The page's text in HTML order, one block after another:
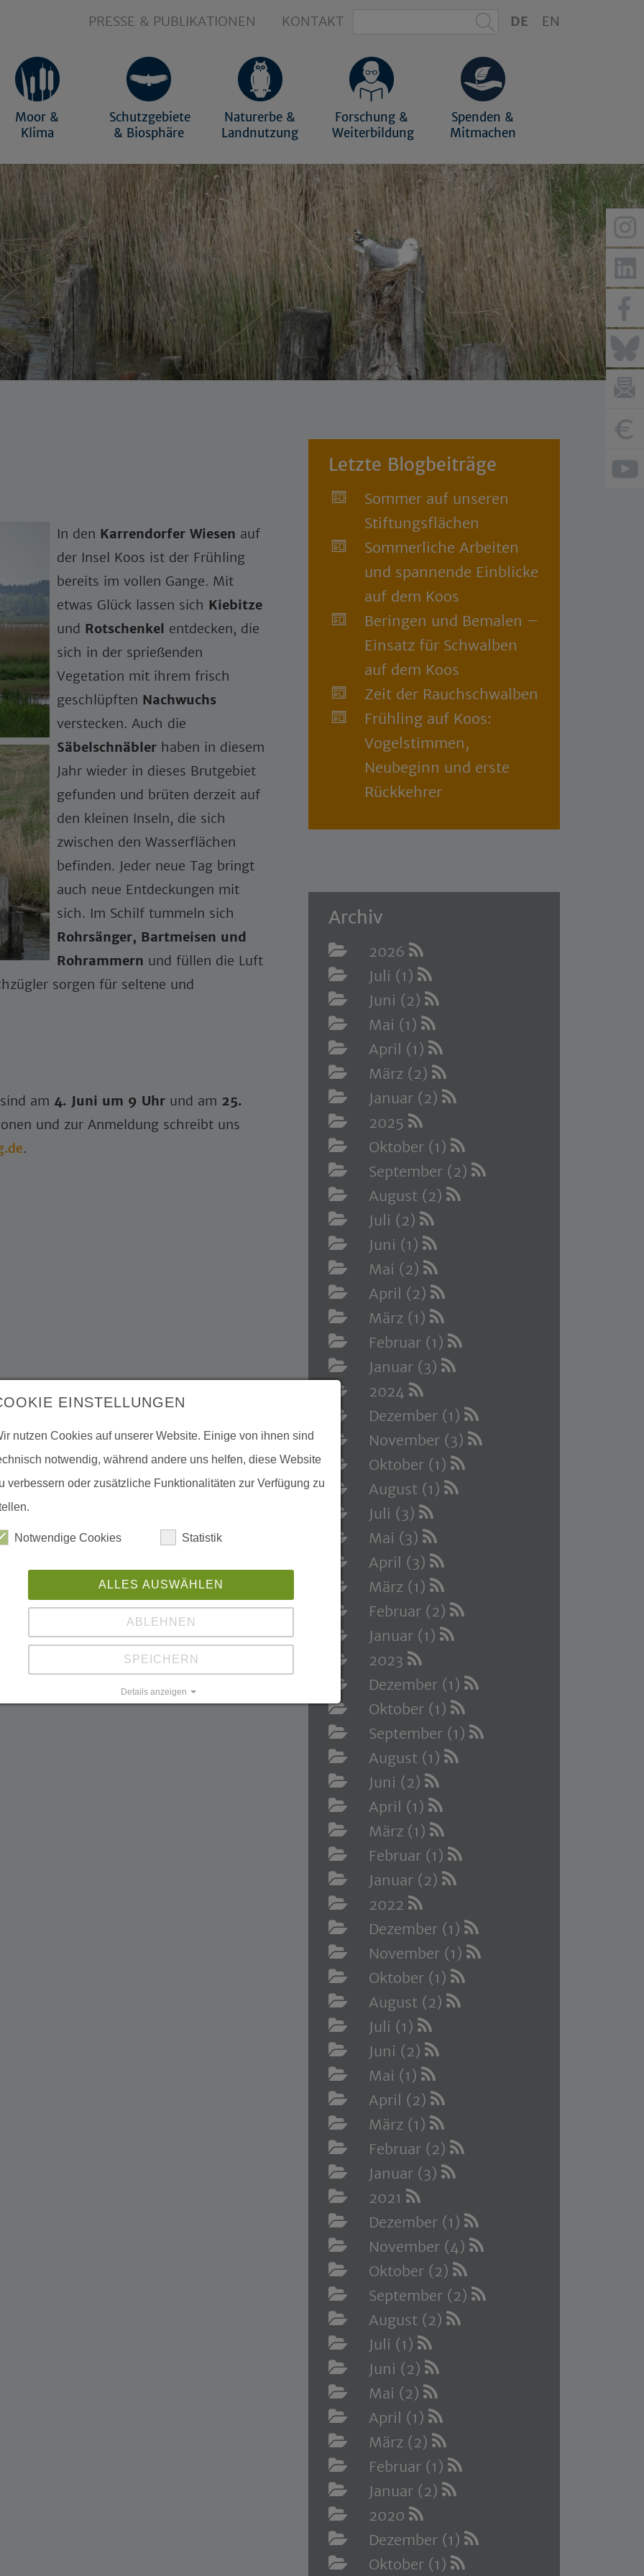
PRESSE & PUBLIKATIONEN KONTAKT DE EN
Moor &
Klima
Schutzgebiete
& Biosphäre
Naturerbe &
Landnutzung
Forschung &
Weiterbildung
Spenden &
Mitmachen
In den Karrendorfer Wiesen auf
der Insel Koos ist der Frühling
bereits im vollen Gange. Mit
etwas Glück lassen sich Kiebitze
und Rotschenkel entdecken, die
sich in der sprießenden
Vegetation mit ihrem frisch
geschlüpften Nachwuchs
verstecken. Auch die
Säbelschnäbler haben in diesem
Jahr wieder in dieses Brutgebiet
gefunden und brüten derzeit auf
den kleinen Inseln, die sich
zwischen den Wasserflächen
befinden. Jeder neue Tag bringt
auch neue Entdeckungen mit
sich. Im Schilf tummeln sich
Rohrsänger, Bartmeisen und
Rohrammern und füllen die Luft
sorgen für seltene und
sind am 4. Juni um 9 Uhr und am 25.
und zur Anmeldung schreibt uns
.
Letzte Blogbeiträge
Sommer auf unseren
Stiftungsflächen
Sommerliche Arbeiten
und spannende Einblicke
auf dem Koos
Beringen und Bemalen –
Einsatz für Schwalben
auf dem Koos
Zeit der Rauchschwalben
Frühling auf Koos:
Vogelstimmen,
Neubeginn und erste
Rückkehrer
Archiv
2026
Juli (1)
Juni (2)
Mai (1)
April (1)
März (2)
Januar (2)
2025
Oktober (1)
September (2)
August (2)
Juli (2)
Juni (1)
Mai (2)
April (2)
März (1)
Februar (1)
Januar (3)
2024
Dezember (1)
November (3)
Oktober (1)
August (1)
Juli (3)
Mai (3)
April (3)
März (1)
Februar (2)
Januar (1)
2023
Dezember (1)
Oktober (1)
September (1)
August (1)
Juni (2)
April (1)
März (1)
Februar (1)
Januar (2)
2022
Dezember (1)
November (1)
Oktober (1)
August (2)
Juli (1)
Juni (2)
Mai (1)
April (2)
März (1)
Februar (2)
Januar (3)
2021
Dezember (1)
November (4)
Oktober (2)
September (2)
August (2)
Juli (1)
Juni (2)
Mai (2)
April (1)
März (2)
Februar (1)
Januar (2)
2020
Dezember (1)
Oktober (1)
EINSTELLUNGEN
nutzen Cookies auf unserer Website. Einige von ihnen sind
notwendig, während andere uns helfen, diese Website
verbessern oder zusätzliche Funktionalitäten zur Verfügung zu
Notwendige Cookies Statistik
ALLES AUSWÄHLEN
ABLEHNEN
SPEICHERN
Details anzeigen